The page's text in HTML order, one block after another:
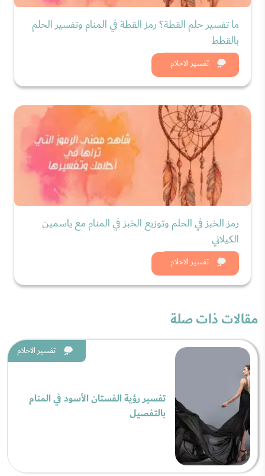
تفسير الاحلام
ما تفسير حلم القطة؟ رمز القطة في المنام وتفسير الحلم
بالقطط
شاهد الان
تفسير الاحلام
رمز الخبز في الحلم وتوزيع الخبز في المنام مع ياسمين
الكيلاني
شاهد الان
مقالات ذات صلة
تفسير الاحلام
تفسير رؤية الفستان الأسود في المنام
بالتفصيل